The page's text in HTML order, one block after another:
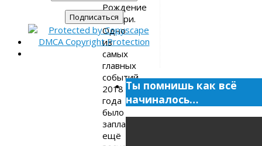
Рождение
дочери.
Одно
из
самых
главных
событий
2018
года
было
запланировано
ещё
Ты помнишь как всё
начиналось…